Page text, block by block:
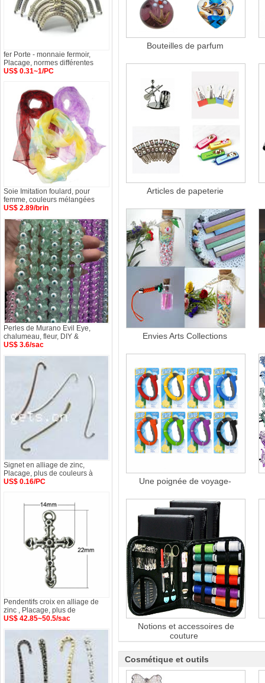
Bouteilles de parfum
Articles de papeterie
Envies Arts Collections
Une poignée de voyage-
Notions et accessoires de
couture
Cosmétique et outils
fer Porte - monnaie fermoir,
Placage, normes différentes
US$ 0.31~1/PC
Soie Imitation foulard, pour
femme, couleurs mélangées
US$ 2.89/brin
Perles de Murano Evil Eye,
chalumeau, fleur, DIY &
US$ 3.6/sac
Signet en alliage de zinc,
Placage, plus de couleurs à
US$ 0.16/PC
Pendentifs croix en alliage de
zinc , Placage, plus de
US$ 42.85~50.5/sac